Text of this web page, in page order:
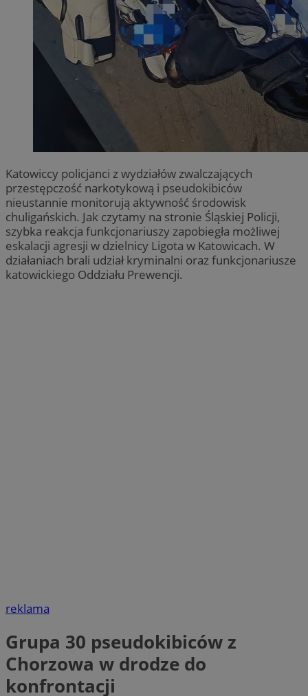
Katowiccy policjanci z wydziałów zwalczających
przestępczość narkotykową i pseudokibiców
nieustannie monitorują aktywność środowisk
chuligańskich. Jak czytamy na stronie Śląskiej Policji,
szybka reakcja funkcjonariuszy zapobiegła możliwej
eskalacji agresji w dzielnicy Ligota w Katowicach. W
działaniach brali udział kryminalni oraz funkcjonariusze
katowickiego Oddziału Prewencji.
reklama
Grupa 30 pseudokibiców z
Chorzowa w drodze do
konfrontacji